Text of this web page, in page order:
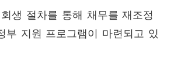
생 절차를 통해 채무를 재조정
지원 프로그램이 마련되고 있